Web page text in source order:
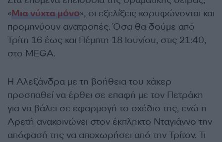
«Μια νύχτα μόνο», οι εξελίξεις κορυφώνονται και
προμηνύουν ανατροπές. Όσα θα δούμε από
Τρίτη 16 έως και Πέμπτη 18 Ιουνίου, στις 21:40,
στο MEGA.
Η Αλεξάνδρα με τη βοήθεια του χάκερ
προσπαθεί να έρθει σε επαφή με τον Πετράκη
για να βάλει σε εφαρμογή το σχέδιο της, ενώ η
Αρετή ανακοινώνει στον έκπληκτο Νταγιάννο την
απόφασή της να αποχωρήσει από την Τρίτον. Τι